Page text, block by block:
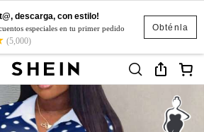
Obténla
descarga, con estilo!
especiales en tu primer pedido
(5,000)